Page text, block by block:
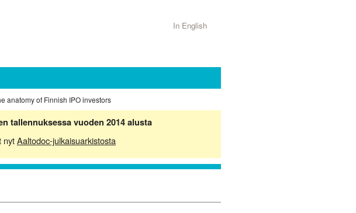
In English
anatomy of Finnish IPO investors
tallennuksessa vuoden 2014 alusta
nytAaltodoc-julkaisuarkistosta